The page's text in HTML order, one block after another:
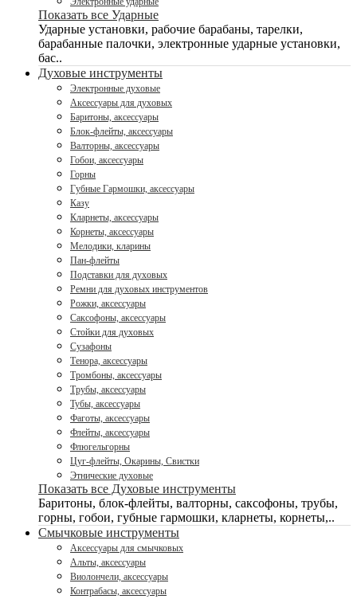
Показать все Ударные
Ударные установки, рабочие барабаны, тарелки,
барабанные палочки, электронные ударные установки,
бас..
Духовые инструменты
Электронные духовые
Аксессуары для духовых
Баритоны, аксессуары
Блок-флейты, аксессуары
Валторны, аксессуары
Гобои, аксессуары
Горны
Губные Гармошки, аксессуары
Казу
Кларнеты, аксессуары
Корнеты, аксессуары
Мелодики, кларины
Пан-флейты
Подставки для духовых
Ремни для духовых инструментов
Рожки, аксессуары
Саксофоны, аксессуары
Стойки для духовых
Сузафоны
Тенора, аксессуары
Тромбоны, аксессуары
Трубы, аксессуары
Тубы, аксессуары
Фаготы, аксессуары
Флейты, аксессуары
Флюгельгорны
Цуг-флейты, Окарины, Свистки
Этнические духовые
Показать все Духовые инструменты
Баритоны, блок-флейты, валторны, саксофоны, трубы,
горны, гобои, губные гармошки, кларнеты, корнеты,..
Смычковые инструменты
Аксессуары для смычковых
Альты, аксессуары
Виолончели, аксессуары
Контрабасы, аксессуары